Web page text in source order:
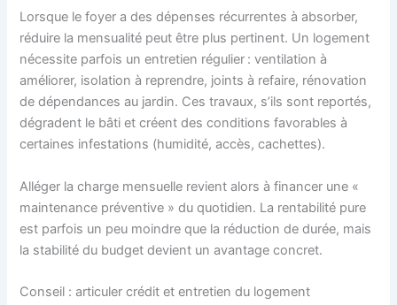
Lorsque le foyer a des dépenses récurrentes à absorber,
réduire la mensualité peut être plus pertinent. Un logement
nécessite parfois un entretien régulier : ventilation à
améliorer, isolation à reprendre, joints à refaire, rénovation
de dépendances au jardin. Ces travaux, s’ils sont reportés,
dégradent le bâti et créent des conditions favorables à
certaines infestations (humidité, accès, cachettes).
Alléger la charge mensuelle revient alors à financer une «
maintenance préventive » du quotidien. La rentabilité pure
est parfois un peu moindre que la réduction de durée, mais
la stabilité du budget devient un avantage concret.
Conseil : articuler crédit et entretien du logement